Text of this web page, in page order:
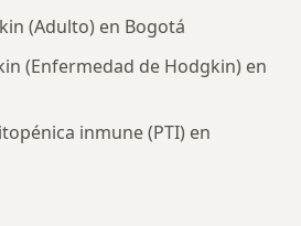
(Adulto) en Bogotá
(Enfermedad de Hodgkin) en
inmune (PTI) en